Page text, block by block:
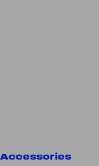
Accessories